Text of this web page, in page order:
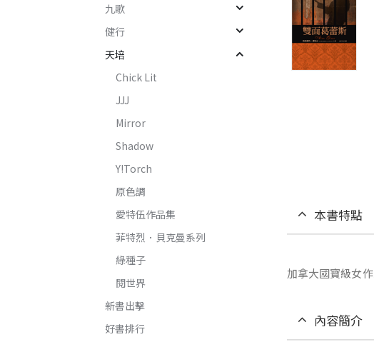
本書特點
加拿大國寶級女
內容簡介
九歌
健行
天培
Chick Lit
JJJ
Mirror
Shadow
Y!Torch
原色調
愛特伍作品集
菲特烈．貝克曼系列
綠種子
閱世界
新書出擊
好書排行